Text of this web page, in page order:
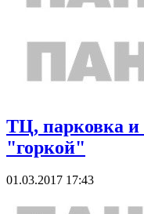
ТЦ, парковка и
"горкой"
01.03.2017 17:43